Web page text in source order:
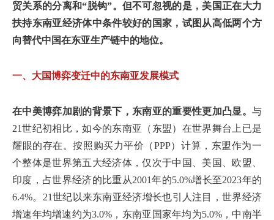
贸关系的分离和“脱钩”。但不可忽视的是，美国正在大力
扶持东南亚经济体中条件较好的国家，试图从高低两个方
向替代中国在东亚生产链中的地位。
一、大国博弈变迁中的东南亚发展模式
在中美博弈加剧的背景下，东南亚的重要性更加凸显。 与
21世纪初相比，如今的东南亚（东盟）在世界舞台上已是
耀眼的存在。按照购买力平价（PPP）计算，东盟作为一
个整体是世界第五大经济体，仅次于中国、美国、欧盟、
印度，占世界经济的比重从2001年的5.0%增长至2023年的
6.4%。21世纪以来东南亚经济增长也引人注目，世界经济
增速年均增速约为3.0%，东南亚国家年均为5.0%，中南半